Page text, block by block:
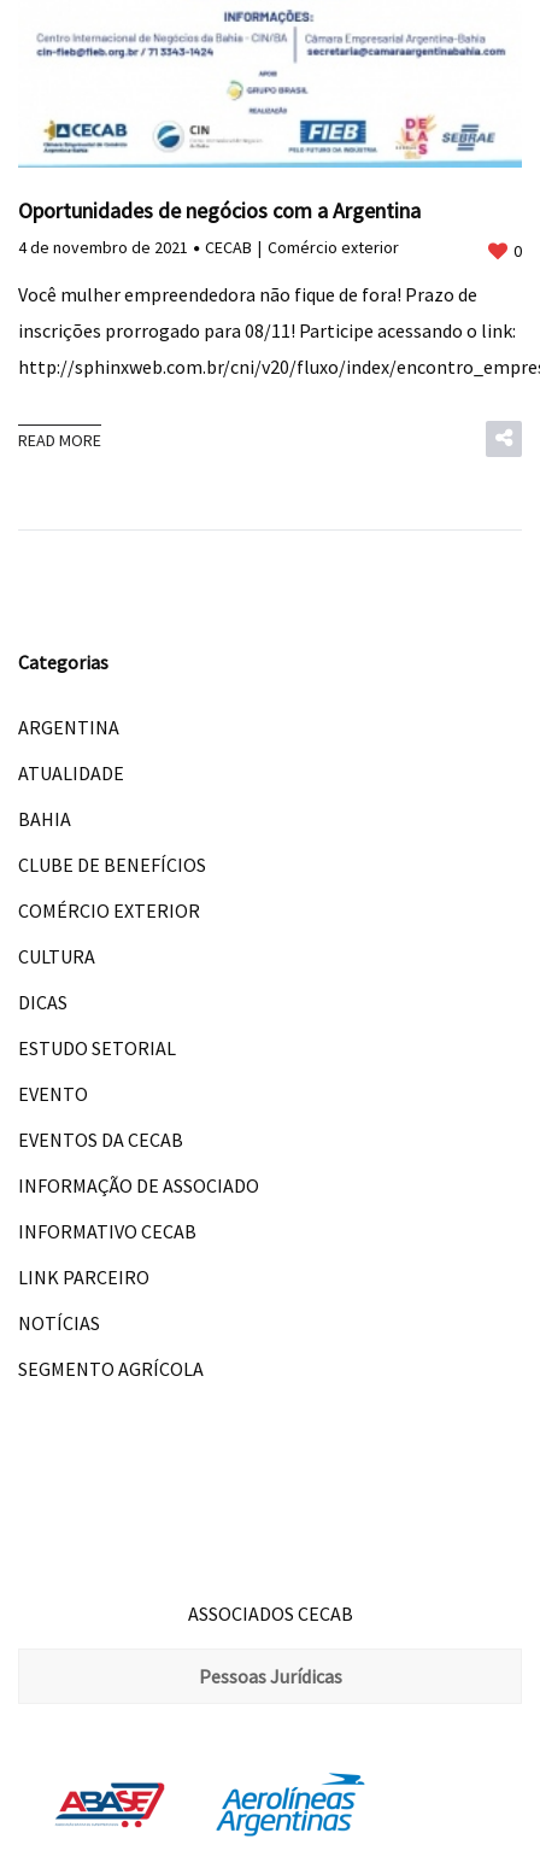
Oportunidades de negócios com a Argentina
4 de novembro de 2021 CECAB Comércio exterior 0
Você mulher empreendedora não fique de fora! Prazo de
inscrições prorrogado para 08/11! Participe acessando o link:
http://sphinxweb.com.br/cni/v20/fluxo/index/
READ MORE
Categorias
ARGENTINA
ATUALIDADE
BAHIA
CLUBE DE BENEFÍCIOS
COMÉRCIO EXTERIOR
CULTURA
DICAS
ESTUDO SETORIAL
EVENTO
EVENTOS DA CECAB
INFORMAÇÃO DE ASSOCIADO
INFORMATIVO CECAB
LINK PARCEIRO
NOTÍCIAS
SEGMENTO AGRÍCOLA
ASSOCIADOS CECAB
Pessoas Jurídicas